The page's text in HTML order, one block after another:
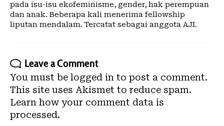
pada isu-isu ekofeminisme, gender, hak perempuan
dan anak. Beberapa kali menerima fellowship
liputan mendalam. Tercatat sebagai anggota AJI.
Leave a Comment
You must be logged in to post a comment.
This site uses Akismet to reduce spam.
Learn how your comment data is
processed.